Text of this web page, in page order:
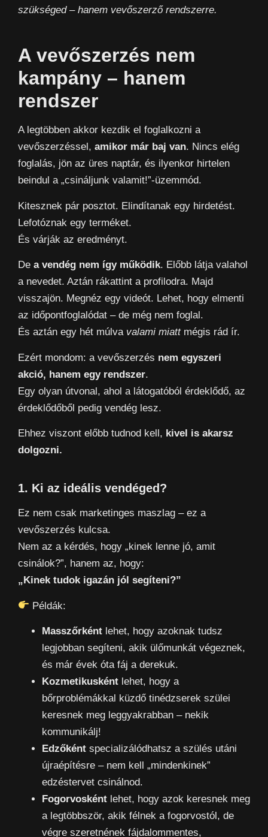
szükséged – hanem vevőszerző rendszerre.
A vevőszerzés nem
kampány – hanem
rendszer
A legtöbben akkor kezdik el foglalkozni a
vevőszerzéssel, amikor már baj van. Nincs elég
foglalás, jön az üres naptár, és ilyenkor hirtelen
beindul a „csináljunk valamit!”-üzemmód.
Kitesznek pár posztot. Elindítanak egy hirdetést.
Lefotóznak egy terméket.
És várják az eredményt.
De a vendég nem így működik. Előbb látja valahol
a nevedet. Aztán rákattint a profilodra. Majd
visszajön. Megnéz egy videót. Lehet, hogy elmenti
az időpontfoglalódat – de még nem foglal.
És aztán egy hét múlva valami miattmégis rád ír.
Ezért mondom: a vevőszerzés nem egyszeri
akció, hanem egy rendszer.
Egy olyan útvonal, ahol a látogatóból érdeklődő, az
érdeklődőből pedig vendég lesz.
Ehhez viszont előbb tudnod kell, kivel is akarsz
dolgozni.
1. Ki az ideális vendéged?
Ez nem csak marketinges maszlag – ez a
vevőszerzés kulcsa.
Nem az a kérdés, hogy „kinek lenne jó, amit
csinálok?”, hanem az, hogy:
„Kinek tudok igazán jól segíteni?”
Példák:
Masszőrként lehet, hogy azoknak tudsz
legjobban segíteni, akik ülőmunkát végeznek,
és már évek óta fáj a derekuk.
Kozmetikusként lehet, hogy a
bőrproblémákkal küzdő tinédzserek szülei
keresnek meg leggyakrabban – nekik
kommunikálj!
Edzőként specializálódhatsz a szülés utáni
újraépítésre – nem kell „mindenkinek”
edzéstervet csinálnod.
Fogorvosként lehet, hogy azok keresnek meg
a legtöbbször, akik félnek a fogorvostól, de
végre szeretnének fájdalommentes,